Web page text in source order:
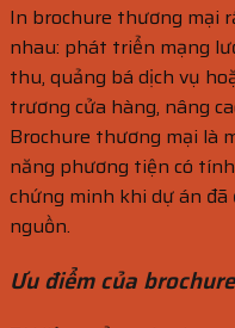
In brochure thương mại
nhau: phát triển mạng
thu, quảng bá dịch vụ
trương cửa hàng, nâng
Brochure thương mại là
năng phương tiện có
chứng minh khi dự án
nguồn.
Ưu điểm của